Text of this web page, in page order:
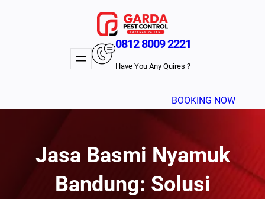
0812 8009 2221
Have You Any Quires ?
BOOKING NOW
Jasa Basmi Nyamuk
Bandung: Solusi